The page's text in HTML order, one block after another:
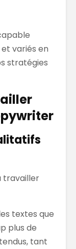
variés en
stratégies
travailler
textes que
plus de
tant